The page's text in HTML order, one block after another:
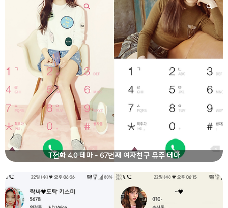
T전화 4.0 테마 - 67번째 여자친구 유주 테마